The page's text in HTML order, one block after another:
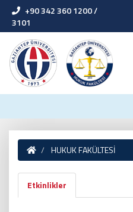
+90 342 360 1200 /
3101
HUKUK FAKÜLTESİ
Etkinlikler